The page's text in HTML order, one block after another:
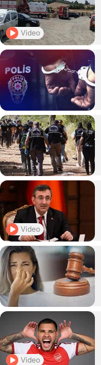
Video
Video
Video